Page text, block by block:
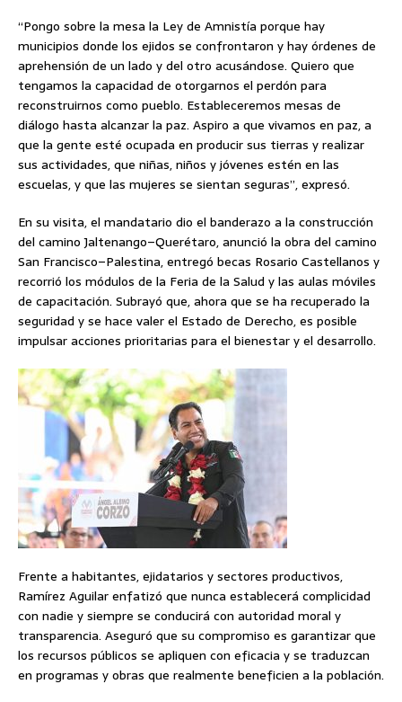
“Pongo sobre la mesa la Ley de Amnistía porque hay
municipios donde los ejidos se confrontaron y hay órdenes de
aprehensión de un lado y del otro acusándose. Quiero que
tengamos la capacidad de otorgarnos el perdón para
reconstruirnos como pueblo. Estableceremos mesas de
diálogo hasta alcanzar la paz. Aspiro a que vivamos en paz, a
que la gente esté ocupada en producir sus tierras y realizar
sus actividades, que niñas, niños y jóvenes estén en las
escuelas, y que las mujeres se sientan seguras”, expresó.
En su visita, el mandatario dio el banderazo a la construcción
del camino Jaltenango–Querétaro, anunció la obra del camino
San Francisco–Palestina, entregó becas Rosario Castellanos y
recorrió los módulos de la Feria de la Salud y las aulas móviles
de capacitación. Subrayó que, ahora que se ha recuperado la
seguridad y se hace valer el Estado de Derecho, es posible
impulsar acciones prioritarias para el bienestar y el desarrollo.
Frente a habitantes, ejidatarios y sectores productivos,
Ramírez Aguilar enfatizó que nunca establecerá complicidad
con nadie y siempre se conducirá con autoridad moral y
transparencia. Aseguró que su compromiso es garantizar que
los recursos públicos se apliquen con eficacia y se traduzcan
en programas y obras que realmente beneficien a la población.